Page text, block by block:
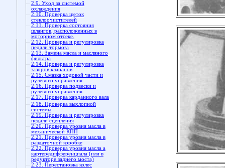
2.9. Уход за системой
охлаждения
2.10. Проверка щеток
стеклоочистителей
2.11. Проверка состояния
шлангов, расположенных в
моторном отсеке.
2.12. Проверка и регулировка
педали тормоза
2.13. Замена масла и масляного
фильтра
2.14. Проверка и регулировка
зазоров клапанов
2.15. Смазка ходовой части и
рулевого управления
2.16. Проверка подвески и
рулевого управления
2.17. Проверка карданного вала
2.18. Проверка выхлопной
системы
2.19. Проверка и регулировка
педали сцепления
2.20. Проверка уровня масла в
механической КПП
2.21. Проверка уровня масла в
раздаточной коробке
2.22. Проверка уровня масла а
картередифференциала (или в
редукторе заднего моста)
2.23. Перестановка колес